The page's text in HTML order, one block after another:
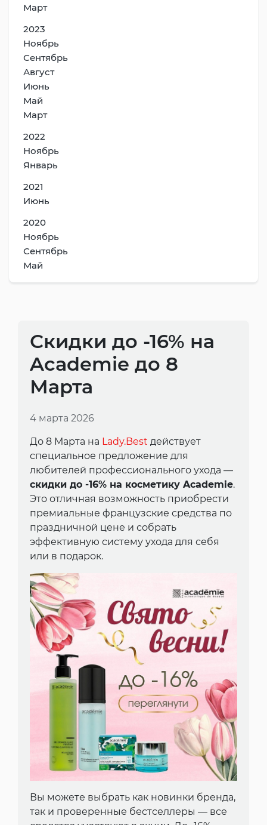
Март
2023
Ноябрь
Сентябрь
Август
Июнь
Май
Март
2022
Ноябрь
Январь
2021
Июнь
2020
Ноябрь
Сентябрь
Май
Скидки до -16% на
Academie до 8
Марта
4 марта 2026
До 8 Марта на Lady.Best действует
специальное предложение для
любителей профессионального ухода —
скидки до -16% на косметику Academie.
Это отличная возможность приобрести
премиальные французские средства по
праздничной цене и собрать
эффективную систему ухода для себя
или в подарок.
Вы можете выбрать как новинки бренда,
так и проверенные бестселлеры — все